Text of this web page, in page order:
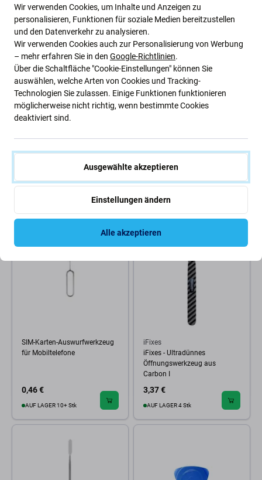
AUF LAGER 10+ Stk
(02.09.2026)
2UUL
LCD/Bildschirm Öffner (2Stk.)
12,56 €
Batterie-Demontage-Werkzeug
0,95 €
AUF LAGER 10+ Stk
SIM-Karten-Auswurfwerkzeug
für Mobiltelefone
0,46 €
AUF LAGER 10+ Stk
iFixes
iFixes - Ultradünnes
Öffnungswerkzeug aus
Carbon I
3,37 €
AUF LAGER 4 Stk
Wir verwenden Cookies, um Inhalte und Anzeigen zu
personalisieren, Funktionen für soziale Medien bereitzustellen
und den Datenverkehr zu analysieren.
Wir verwenden Cookies auch zur Personalisierung von Werbung
– mehr erfahren Sie in den Google-Richtlinien.
Über die Schaltfläche "Cookie-Einstellungen" können Sie
auswählen, welche Arten von Cookies und Tracking-
Technologien Sie zulassen. Einige Funktionen funktionieren
möglicherweise nicht richtig, wenn bestimmte Cookies
deaktiviert sind.
Ausgewählte akzeptieren
Einstellungen ändern
Alle akzeptieren